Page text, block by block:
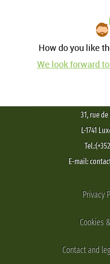
How do you like
We look forward
31, rue
L-1741
E-mail:
Privacy
Cookies
Contact and